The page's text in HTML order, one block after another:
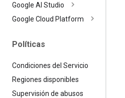
Google AI Studio
Google Cloud Platform
Políticas
Condiciones del Servicio
Regiones disponibles
Supervisión de abusos